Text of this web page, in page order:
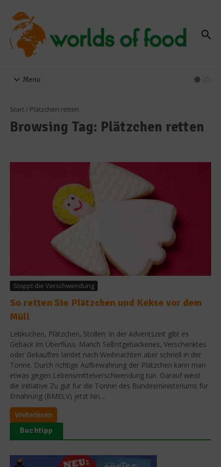
Menu
Start/ Plätzchen retten
Browsing Tag: Plätzchen retten
Stoppt die Verschwendung
So retten Sie Plätzchen und Kekse vor dem
Müll
Lebkuchen, Plätzchen, Stollen: In der Adventszeit gibt es
Gebäck im Überfluss. Manch Selbstgebackenes, Verschenktes
oder Gekauftes landet nach Weihnachten aber schnell in der
Tonne. Durch richtige Aufbewahrung der Plätzchen kann man
etwas gegen Lebensmittelverschwendung tun. Darauf weist
die Initiative Zu gut für die Tonne! des Bundesministeriums für
Ernährung (BMELV) jetzt hin....
Weiterlesen
Buchtipp